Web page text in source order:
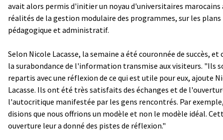
avait alors permis d'initier un noyau d'universitaires marocains
réalités de la gestion modulaire des programmes, sur les plans
pédagogique et administratif.
Selon Nicole Lacasse, la semaine a été couronnée de succès, et
la surabondance de l'information transmise aux visiteurs. "Ils
repartis avec une réflexion de ce qui est utile pour eux, ajoute
Lacasse. Ils ont été très satisfaits des échanges et de
l'autocritique manifestée par les gens rencontrés. Par
disions que nous offrions un modèle et non le modèle idéal.
ouverture leur a donné des pistes de réflexion."